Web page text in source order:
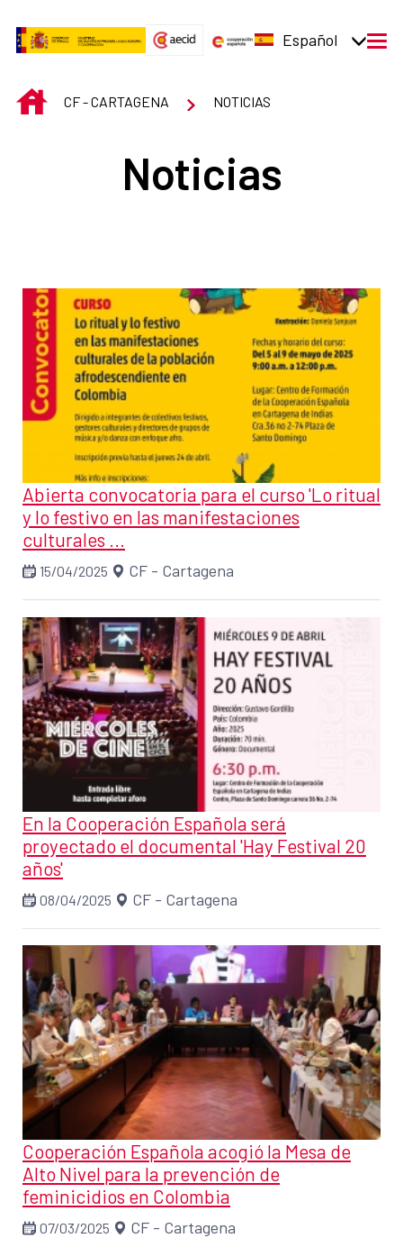
Español
INICIOCF - CARTAGENA NOTICIAS
Noticias
Abierta convocatoria para el curso 'Lo ritual
y lo festivo en las manifestaciones
culturales ...
15/04/2025 CF - Cartagena
En la Cooperación Española será
proyectado el documental 'Hay Festival 20
años'
08/04/2025 CF - Cartagena
Cooperación Española acogió la Mesa de
Alto Nivel para la prevención de
feminicidios en Colombia
07/03/2025 CF - Cartagena